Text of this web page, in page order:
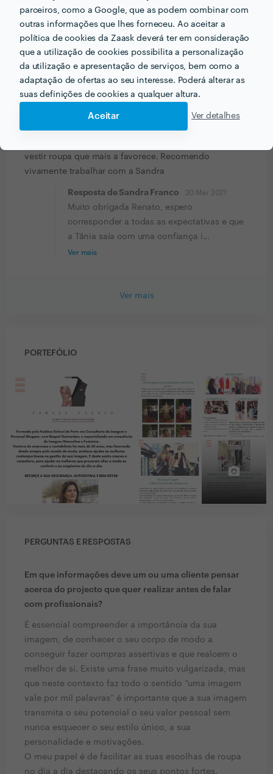
parceiros, como a Google, que as podem combinar com
outras informações que lhes forneceu. Ao aceitar a
política de cookies da Zaask deverá ter em consideração
que a utilização de cookies possibilita a personalização
da utilização e apresentação de serviços, bem como a
adaptação de ofertas ao seu interesse. Poderá alterar as
suas definições de cookies a qualquer altura.
Aceitar Ver detalhes
Resposta de Sandra Franco 17 Ago 2022
Muito obrigada Marco. Foi um prazer bem
desafiante trabalhar consigo. :)
Cliente Zaask
Personal Shopper
Comprei para a minha namorada e ela adorou a
vestir roupa que mais a favorece. Recomendo
vivamente trabalhar com a Sandra
Resposta de Sandra Franco 20 Mar 2021
Muito obrigada Renato, espero
corresponder a todas as expectativas e que
a Tânia saía com uma confiança i...
Ver mais
Ver mais
PORTEFÓLIO
PERGUNTAS E RESPOSTAS
Em que informações deve um ou uma cliente pensar
acerca do projecto que quer realizar antes de falar
com profissionais?
É essencial compreender a importância da sua
imagem, de conhecer o seu corpo de modo a
conseguir fazer compras assertivas e que realcem o
melhor de si. Existe uma frase muito vulgarizada, mas
que neste contexto faz todo o sentido “uma imagem
vale por mil palavras” é importante que a sua imagem
transmita o seu potencial o seu valor pessoal sem
nunca esquecer o seu estilo único, a sua
personalidade e motivações.
O meu papel é de facilitar as suas escolhas de roupa
no dia a dia destacando os seus pontos fortes.